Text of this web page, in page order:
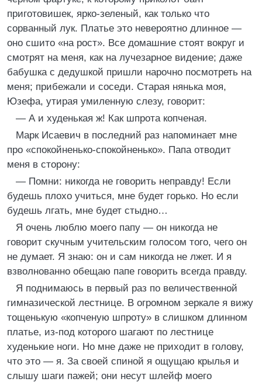
приготовишек, ярко-зеленый, как только что
сорванный лук. Платье это невероятно длинное —
оно сшито «на рост». Все домашние стоят вокруг и
смотрят на меня, как на лучезарное видение; даже
бабушка с дедушкой пришли нарочно посмотреть на
меня; прибежали и соседи. Старая нянька моя,
Юзефа, утирая умиленную слезу, говорит:
— А и худенькая ж! Как шпрота копченая.
Марк Исаевич в последний раз напоминает мне
про «спокойненько-спокойненько». Папа отводит
меня в сторону:
— Помни: никогда не говорить неправду! Если
будешь плохо учиться, мне будет горько. Но если
будешь лгать, мне будет стыдно…
Я очень люблю моего папу — он никогда не
говорит скучным учительским голосом того, чего он
не думает. Я знаю: он и сам никогда не лжет. И я
взволнованно обещаю папе говорить всегда правду.
Я поднимаюсь в первый раз по величественной
гимназической лестнице. В огромном зеркале я вижу
тощенькую «копченую шпроту» в слишком длинном
платье, из-под которого шагают по лестнице
худенькие ноги. Но мне даже не приходит в голову,
что это — я. За своей спиной я ощущаю крылья и
слышу шаги пажей; они несут шлейф моего